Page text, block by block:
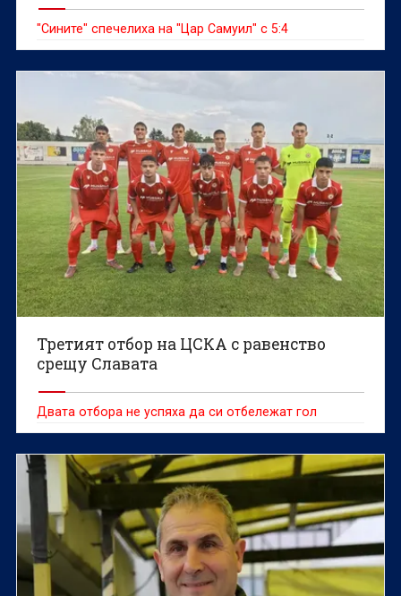
"Сините" спечелиха на "Цар Самуил" с 5:4
Третият отбор на ЦСКА с равенство
срещу Славата
Двата отбора не успяха да си отбележат гол